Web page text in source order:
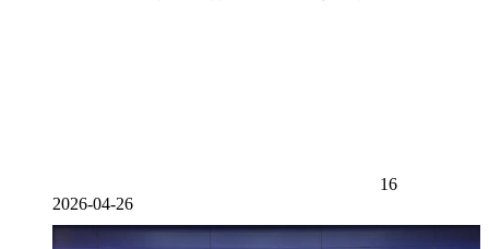
16
2026-04-26